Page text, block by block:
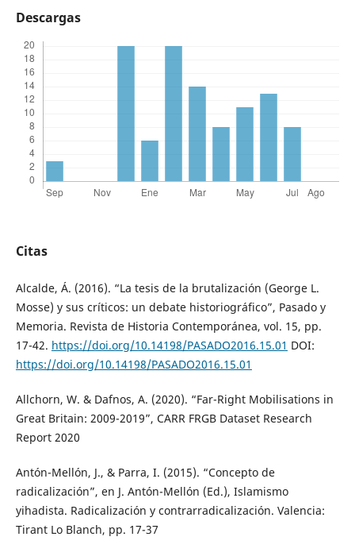
Descargas
Citas
Alcalde, Á. (2016). “La tesis de la brutalización (George L.
Mosse) y sus críticos: un debate historiográfico”, Pasado y
Memoria. Revista de Historia Contemporánea, vol. 15, pp.
17-42. https://doi.org/10.14198/PASADO2016.15.01 DOI:
https://doi.org/10.14198/PASADO2016.15.01
Allchorn, W. & Dafnos, A. (2020). “Far-Right Mobilisations in
Great Britain: 2009-2019”, CARR FRGB Dataset Research
Report 2020
Antón-Mellón, J., & Parra, I. (2015). “Concepto de
radicalización”, en J. Antón-Mellón (Ed.), Islamismo
yihadista. Radicalización y contrarradicalización. Valencia:
Tirant Lo Blanch, pp. 17-37